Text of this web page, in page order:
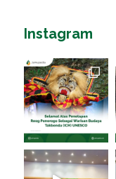
Instagram